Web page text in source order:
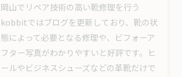
岡山でリペア技術の高い靴修理を行う
kobbitではブログを更新しており、靴の状
態によって必要となる修理や、ビフォーア
フター写真がわかりやすいと好評です。ヒ
ールやビジネスシューズなどの革靴だけで